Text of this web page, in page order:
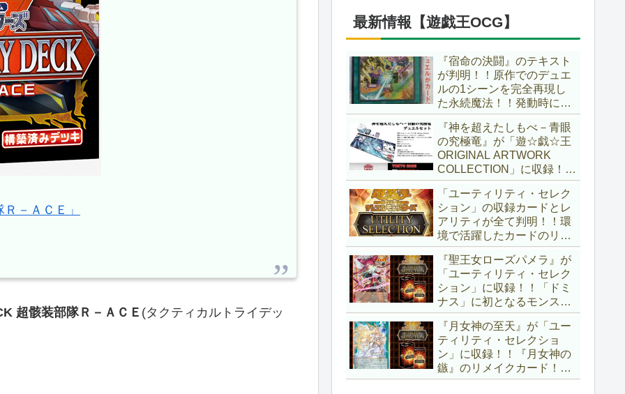
－ＡＣＥ」
超骸装部隊Ｒ－ＡＣＥ (タクティカルトライデッ
「コスモス姫」などの人気
テーマ強化に加え、「冥
跡」もテーマ化です！！
【遊戯王ラッシュデュエ
ル】
最新情報【遊戯王OCG】
『宿命の決闘』のテキスト
が判明！！原作でのデュエ
ルの1シーンを完全再現し
た永続魔法！！発動時に無
差別にモンスターを裏返す
効果も、なかなかの影響力
ですね～。「Ｖジャンプ
(2026年10月号)」付属カー
ド。【遊戯王OCG】
『神を超えたしもべ－青眼
の究極竜』が「遊☆戯☆王
ORIGINAL ARTWORK
COLLECTION」に収録！！
3回の攻撃と除去、強固な
耐性と、正しく『強靭！無
敵！最強！』な「ブルーア
イズ」が登場です！！【遊
戯王OCG】
「ユーティリティ・セレク
ション」の収録カードとレ
アリティが全て判明！！環
境で活躍したカードのリメ
イクが多数収録！！調整版
『墓穴の指名者』や「ドミ
ナス」の少女のカード化な
ど、注目要素が満載ですね
～。【遊戯王OCG】
『聖王女ローズパメラ』が
「ユーティリティ・セレク
ション」に収録！！「ドミ
ナス」に初となるモンスタ
ーが登場！！『聖王の粉
砕』や『列王詩篇』に描か
れていた少女で、実際にこ
の2種を強力にサポートし
ていますね！！【遊戯王
『月女神の至天』が「ユー
ティリティ・セレクショ
ン」に収録！！『月女神の
鏃』のリメイクカード！！
選出傾向が読めなくなりま